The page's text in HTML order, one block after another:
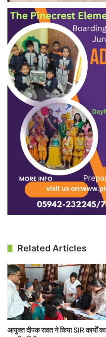
Related Articles
आयुक्त दीपक रावत ने किया SIR कार्यों का